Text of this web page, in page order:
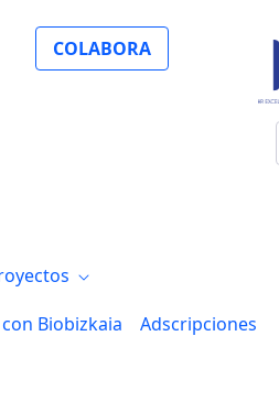
COLABORA
Biobizkaia
Adscripciones